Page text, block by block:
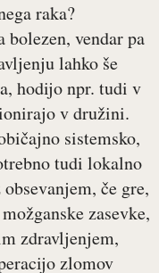
raka?
vendar pa
lahko še
hodijo npr. tudi v
v družini.
sistemsko,
tudi lokalno
če gre,
zasevke,
zdravljenjem,
zlomov